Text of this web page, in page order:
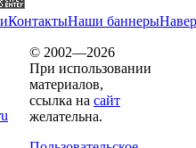
КонтактыНаши баннеры
© 2002—2026
При использовании
материалов,
ссылка на сайт
желательна.